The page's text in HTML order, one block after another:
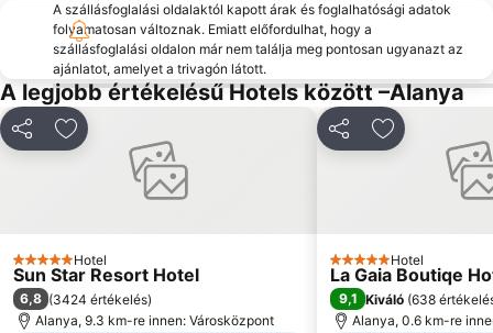
A szállásfoglalási oldalaktól kapott árak és foglalhatósági adatok
folyamatosan változnak. Emiatt előfordulhat, hogy a
szállásfoglalási oldalon már nem találja meg pontosan ugyanazt az
ajánlatot, amelyet a trivagón látott.
A legjobb értékelésű Hotels között –Alanya
MegosztásHozzáadás a kedvencekhez
5 Kategória
Hotel
Sun Star Resort Hotel
6,8 (3424 értékelés)
Alanya, 9.3 km-re innen: Városközpont
MegosztásHozzáadás
5 Kategória
Hotel
La Gaia Boutiqe
9,1 Kiváló (638
Alanya, 0.6 km-re